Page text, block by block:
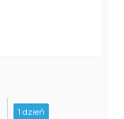
1 dzień